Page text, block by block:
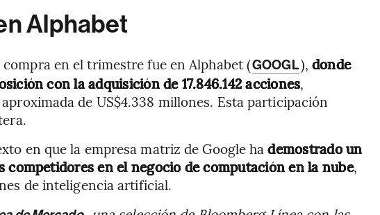
Alphabet
en el trimestre fue en Alphabet (GOOGL), donde
con la adquisición de 17.846.142 acciones,
de US$4.338 millones. Esta participación
en que la empresa matriz de Google hademostrado un
competidores en el negocio de computación en la nube,
de inteligencia artificial.